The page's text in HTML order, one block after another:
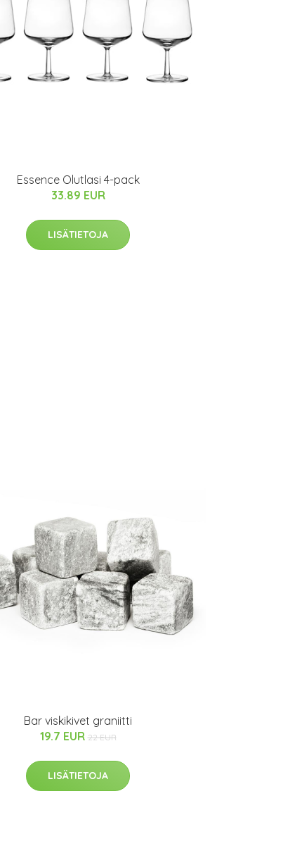
Essence Olutlasi 4-pack
33.89 EUR
LISÄTIETOJA
Bar viskikivet graniitti
19.7 EUR 22 EUR
LISÄTIETOJA